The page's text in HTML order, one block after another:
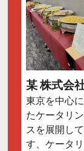
某 株式会
東京を中心
たケータリ
スを展開し
す、ケータ